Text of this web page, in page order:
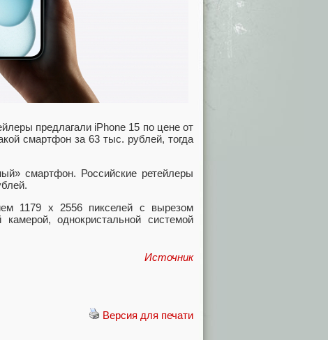
предлагали iPhone 15 по цене от
смартфон за 63 тыс. рублей, тогда
смартфон. Российские ретейлеры
1179 х 2556 пикселей с вырезом
однокристальной системой
Источник
Версия для печати